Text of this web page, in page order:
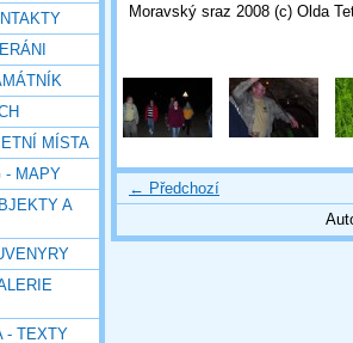
MÍSTA
- MAPY
A
- TEXTY
Moravský sraz 2008 (c) Olda
← Předchozí